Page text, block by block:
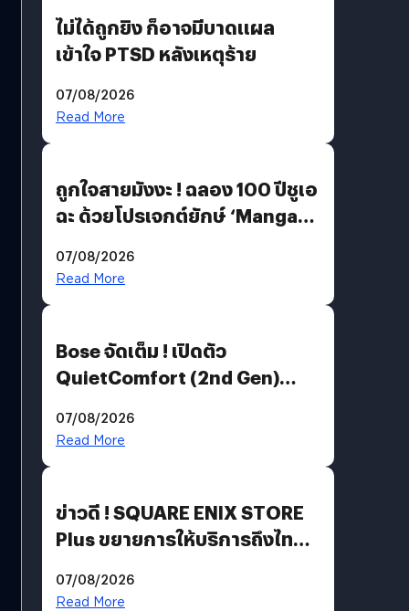
ไม่ได้ถูกยิง ก็อาจมีบาดแผล
เข้าใจ PTSD หลังเหตุร้าย
07/08/2026
Read More
ถูกใจสายมังงะ ! ฉลอง 100 ปีชูเอ
ฉะ ด้วยโปรเจกต์ยักษ์ ‘Manga
มีภาษาไทยด้วย
07/08/2026
Read More
Bose จัดเต็ม ! เปิดตัว
QuietComfort (2nd Gen)
07/08/2026
Read More
ข่าวดี ! SQUARE ENIX STORE
Plus ขยายการให้บริการถึงไทย
โดยตรง
07/08/2026
Read More